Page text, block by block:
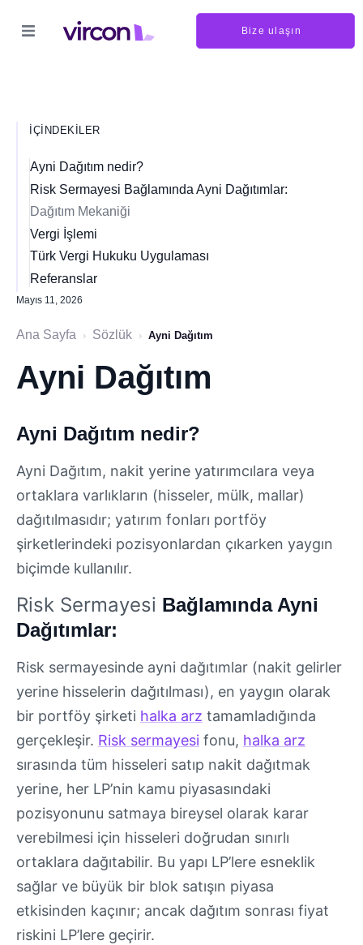
Bize ulaşın
İÇINDEKILER
Ayni Dağıtım nedir?
Risk Sermayesi Bağlamında Ayni Dağıtımlar:
Dağıtım Mekaniği
Vergi İşlemi
Türk Vergi Hukuku Uygulaması
Referanslar
Mayıs 11, 2026
Ana Sayfa › Sözlük › Ayni Dağıtım
Ayni Dağıtım
Ayni Dağıtım nedir?
Ayni Dağıtım, nakit yerine yatırımcılara veya
ortaklara varlıkların (hisseler, mülk, mallar)
dağıtılmasıdır; yatırım fonları portföy
şirketlerindeki pozisyonlardan çıkarken yaygın
biçimde kullanılır.
Risk Sermayesi Bağlamında Ayni
Dağıtımlar:
Risk sermayesinde ayni dağıtımlar (nakit gelirler
yerine hisselerin dağıtılması), en yaygın olarak
bir portföy şirketi halka arz tamamladığında
gerçekleşir. Risk sermayesi fonu, halka arz
sırasında tüm hisseleri satıp nakit dağıtmak
yerine, her LP’nin kamu piyasasındaki
pozisyonunu satmaya bireysel olarak karar
verebilmesi için hisseleri doğrudan sınırlı
ortaklara dağıtabilir. Bu yapı LP’lere esneklik
sağlar ve büyük bir blok satışın piyasa
etkisinden kaçınır; ancak dağıtım sonrası fiyat
riskini LP’lere geçirir.